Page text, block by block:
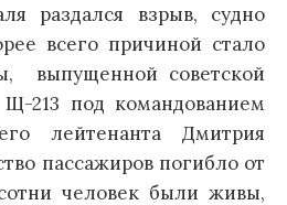
раздался взрыв, судно
всего причиной стало
выпущенной советской
213 под командованием
лейтенанта Дмитрия
пассажиров погибло от
человек были живы,